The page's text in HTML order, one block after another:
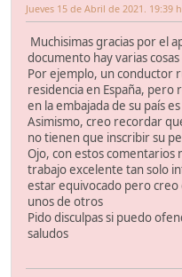
Jueves 15 de Abril de 2021. 19:39
Muchisimas gracias por el
documento hay varias
Por ejemplo, un conductor
residencia en España, pero
en la embajada de su país
Asimismo, creo recordar
no tienen que inscribir su
Ojo, con estos
trabajo excelente tan solo
estar equivocado pero
unos de otros
Pido disculpas si puedo
saludos